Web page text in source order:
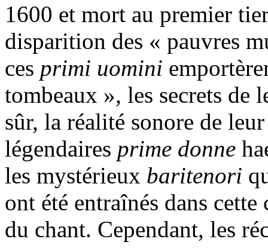
1600 et mort au premier
disparition des « pauvres
ces primi uomini
tombeaux », les secrets de
sûr, la réalité sonore de
légendaires prime donne
les mystérieux baritenori
ont été entraînés dans
du chant. Cependant, les